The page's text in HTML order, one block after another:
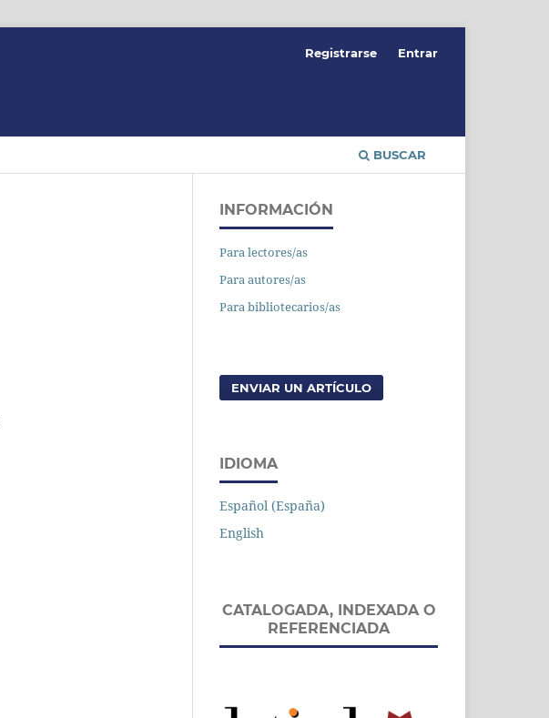
BUSCAR
Registrarse Entrar
INFORMACIÓN
Para lectores/as
Para autores/as
Para bibliotecarios/as
ENVIAR UN ARTÍCULO
IDIOMA
Español (España)
English
CATALOGADA, INDEXADA O
REFERENCIADA